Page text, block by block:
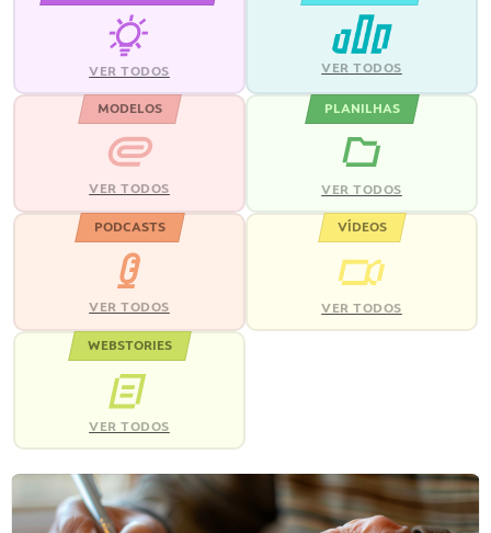
VER TODOS VER TODOS
MODELOS
VER TODOS
PLANILHAS
VER TODOS
PODCASTS
VER TODOS
VÍDEOS
VER TODOS
WEBSTORIES
VER TODOS